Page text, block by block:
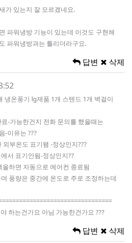
가 있는지 잘 모르겠네요.
파워냉방 기능이 있는데 이것도 구현해
파워냉방과는 틀리더라구요.
답변 삭제
냉온풍기 lg제품 1개 스텐드 1개 벽걸이
-가능한건지 전화 문의를 했을때는
-이유는 ???
부온도 표기됌 -정상인지???
서 표기안됨-정상인지??
하면 자동으로 에어컨 종료됨
풍량은 중간에 온도로 주로 조정하는데
하는건가요 아님 가능한건가요 ???
답변 삭제